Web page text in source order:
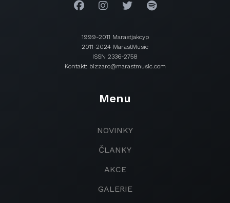
1999-2011 Marastjakcyp
2011-2024 MarastMusic
ISSN 2336-2758
Kontakt: bizzaro@marastmusic.com
Menu
NOVINKY
ČLANKY
AKCE
GALERIE